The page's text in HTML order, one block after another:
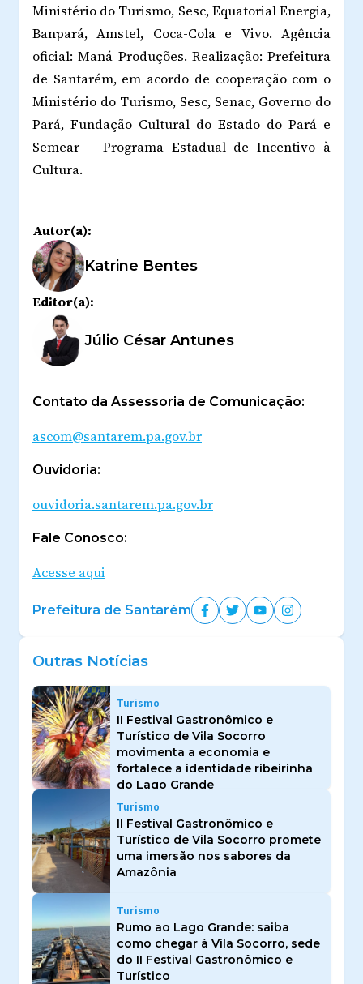
Ministério do Turismo, Sesc, Equatorial Energia,
Banpará, Amstel, Coca-Cola e Vivo. Agência
oficial: Maná Produções. Realização: Prefeitura
de Santarém, em acordo de cooperação com o
Ministério do Turismo, Sesc, Senac, Governo do
Pará, Fundação Cultural do Estado do Pará e
Semear – Programa Estadual de Incentivo à
Cultura.
Autor(a):
Katrine Bentes
Editor(a):
Júlio César Antunes
Contato da Assessoria de Comunicação:
ascom@santarem.pa.gov.br
Ouvidoria:
ouvidoria.santarem.pa.gov.br
Fale Conosco:
Acesse aqui
Prefeitura de Santarém
Outras Notícias
Turismo
II Festival Gastronômico e
Turístico de Vila Socorro
movimenta a economia e
fortalece a identidade ribeirinha
do Lago Grande
Turismo
II Festival Gastronômico e
Turístico de Vila Socorro promete
uma imersão nos sabores da
Amazônia
Turismo
Rumo ao Lago Grande: saiba
como chegar à Vila Socorro, sede
do II Festival Gastronômico e
Turístico